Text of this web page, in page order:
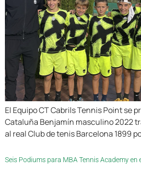
El Equipo CT Cabrils Tennis Point se
Cataluña Benjamín masculino 2022
al real Club de tenis Barcelona 1899
Seis Podiums para MBA Tennis Academy en